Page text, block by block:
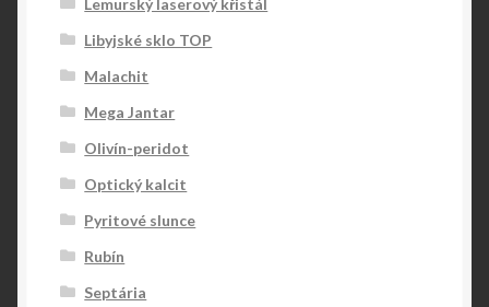
Libyjské sklo TOP
Malachit
Mega Jantar
Olivín-peridot
Optický kalcit
Pyritové slunce
Rubín
Septária